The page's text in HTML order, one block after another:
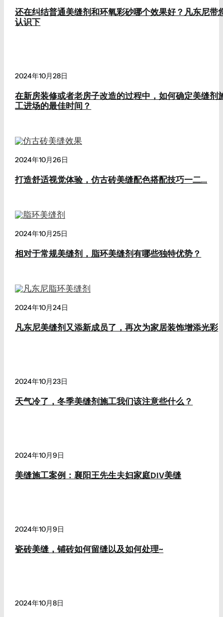
还在纠结普通美缝剂和环氧彩砂哪个效果好？凡东尼带
认识下
2024年10月28日
在新房装修或者老房子改造的过程中，如何确定美缝剂
工进场的最佳时间？
2024年10月26日
打造舒适视觉体验，仿古砖美缝配色搭配技巧一二...
2024年10月25日
相对于常规美缝剂，脂环美缝剂有哪些独特优势？
2024年10月24日
凡东尼美缝剂又添新成员了，再次为家居装饰增添光彩
2024年10月23日
天气冷了，冬季美缝剂施工我们该注意些什么？
2024年10月9日
美缝施工案例：襄阳王先生夫妇家庭DIV美缝
2024年10月9日
瓷砖美缝，铺砖如何留缝以及如何处理~
2024年10月8日